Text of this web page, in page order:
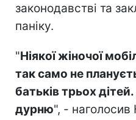
законодавстві та
паніку.
"Ніякої жіночої
так само не
батьків трьох
дурню", - наголосив